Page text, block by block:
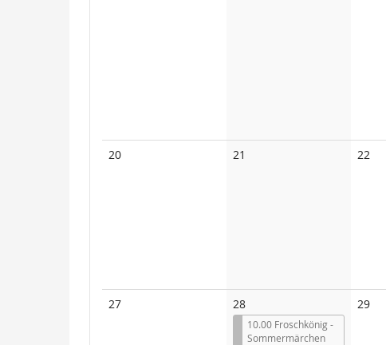
20Keine
21 22
27Keine
28
10.00 Froschkönig -
Sommermärchen
29